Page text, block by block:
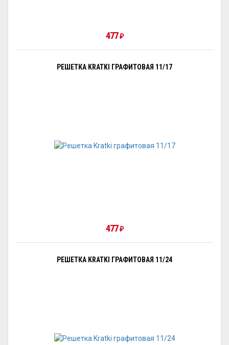
477₽
РЕШЕТКА KRATKI ГРАФИТОВАЯ 11/17
477₽
РЕШЕТКА KRATKI ГРАФИТОВАЯ 11/24